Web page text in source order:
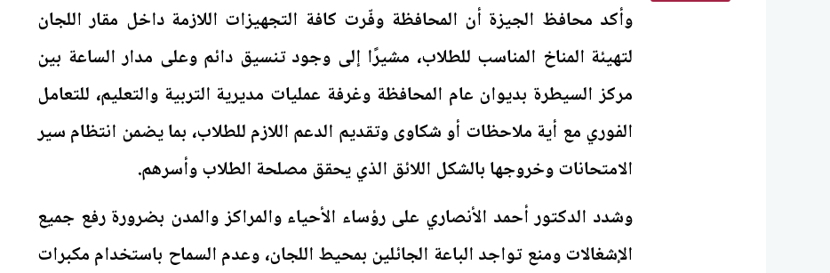
وأكد محافظ الجيزة أن المحافظة وفّرت كافة التجهيزات اللازمة داخل مقار اللجان
لتهيئة المناخ المناسب للطلاب، مشيرًا إلى وجود تنسيق دائم وعلى مدار الساعة بين
مركز السيطرة بديوان عام المحافظة وغرفة عمليات مديرية التربية والتعليم، للتعامل
الفوري مع أية ملاحظات أو شكاوى وتقديم الدعم اللازم للطلاب، بما يضمن انتظام سير
الامتحانات وخروجها بالشكل اللائق الذي يحقق مصلحة الطلاب وأسرهم.
وشدد الدكتور أحمد الأنصاري على رؤساء الأحياء والمراكز والمدن بضرورة رفع جميع
الإشغالات ومنع تواجد الباعة الجائلين بمحيط اللجان، وعدم السماح باستخدام مكبرات